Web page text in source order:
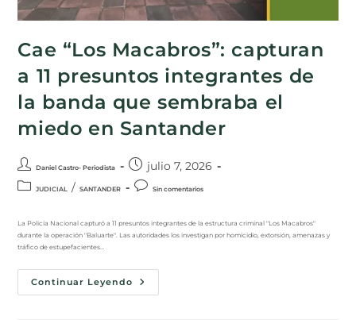
Cae “Los Macabros”: capturan
a 11 presuntos integrantes de
la banda que sembraba el
miedo en Santander
Daniel Castro- Periodista julio 7, 2026
JUDICIAL / SANTANDER Sin comentarios
La Policía Nacional capturó a 11 presuntos integrantes de la estructura criminal "Los Macabros"
durante la operación "Baluarte". Las autoridades los investigan por homicidio, extorsión, amenazas y
tráfico de estupefacientes…
Continuar Leyendo